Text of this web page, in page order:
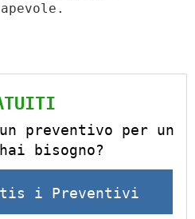
preventivo per un
bisogno?
i Preventivi